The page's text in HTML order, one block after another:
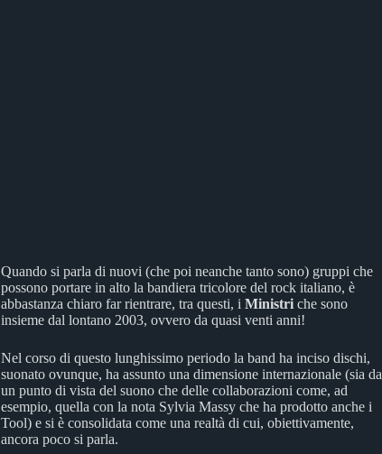
Quando si parla di nuovi (che poi neanche tanto sono) gruppi che
possono portare in alto la bandiera tricolore del rock italiano, è
abbastanza chiaro far rientrare, tra questi, i Ministri che sono
insieme dal lontano 2003, ovvero da quasi venti anni!
Nel corso di questo lunghissimo periodo la band ha inciso dischi,
suonato ovunque, ha assunto una dimensione internazionale (sia da
un punto di vista del suono che delle collaborazioni come, ad
esempio, quella con la nota Sylvia Massy che ha prodotto anche i
Tool) e si è consolidata come una realtà di cui, obiettivamente,
ancora poco si parla.